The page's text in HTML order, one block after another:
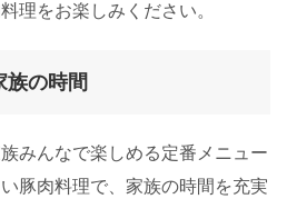
理をお楽しみください。
族の時間
みんなで楽しめる定番メニュー
豚肉料理で、家族の時間を充実